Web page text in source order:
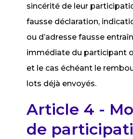
sincérité de leur
fausse déclaration,
ou d’adresse fausse
immédiate du participant
et le cas échéant le
lots déjà envoyés.
Article 4 -
de